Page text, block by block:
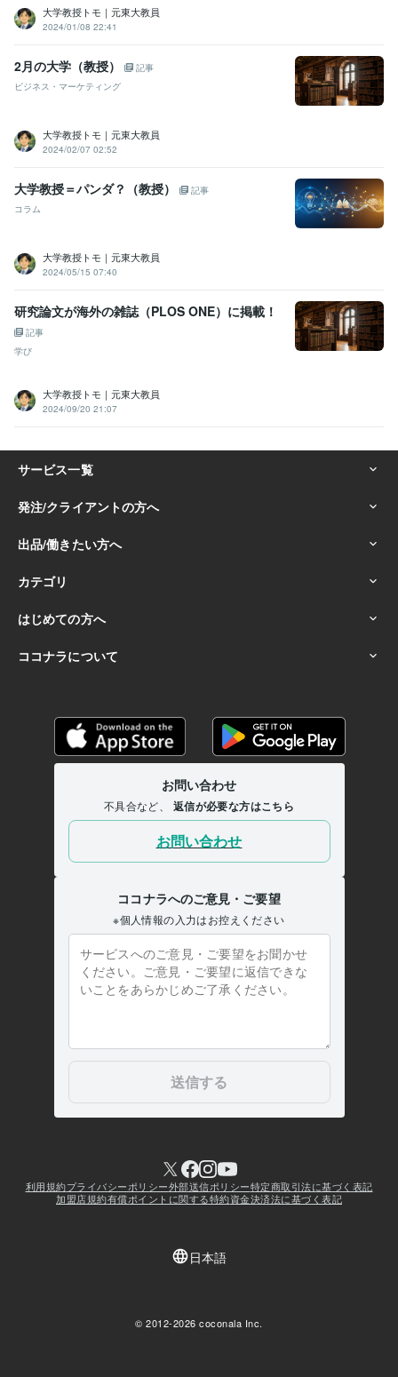
大学教授トモ｜元東大教員
2024/01/08 22:41
2月の大学（教授）
記事
ビジネス・マーケティング
大学教授トモ｜元東大教員
2024/02/07 02:52
大学教授＝パンダ？（教授）
記事
コラム
大学教授トモ｜元東大教員
2024/05/15 07:40
研究論文が海外の雑誌（PLOS ONE）に掲載！
記事
学び
大学教授トモ｜元東大教員
2024/09/20 21:07